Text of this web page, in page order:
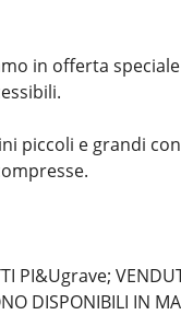
in offerta
piccoli e grandi
PI&Ugrave;
DISPONIBILI IN